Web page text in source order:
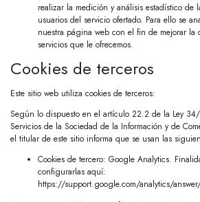
realizar la medición y análisis estadístico
usuarios del servicio ofertado. Para ello se
nuestra página web con el fin de mejorar la
servicios que le ofrecemos.
Cookies de terceros
Este sitio web utiliza cookies de terceros:
Según lo dispuesto en el artículo 22.2 de la Ley
Servicios de la Sociedad de la Información y de
el titular de este sitio informa que se usan las
Cookies de tercero: Google Analytics.
configurarlas aquí:
https://support.google.com/analytics/